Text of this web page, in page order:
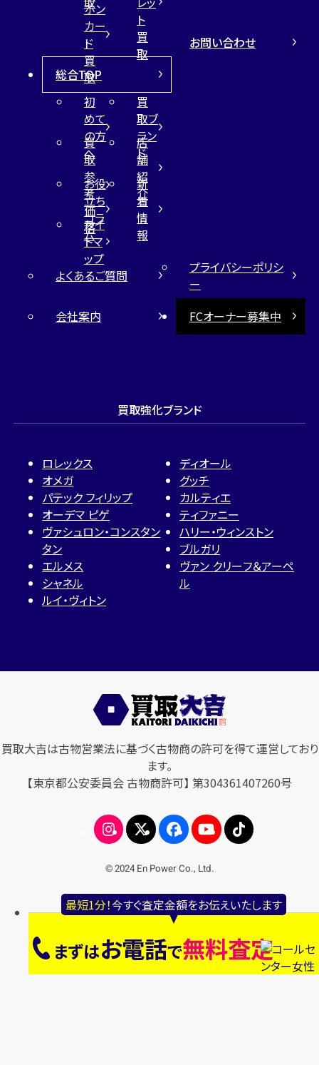
最短1分！今すぐ査定金額をお伝えいたします
まずはお電話で無料査定
ト
買
取
ホン
カー
ド
買
取
総合TOP
初
めて
の方
へ
買
取ブ
ラン
ド
買
取
参
考
価
格
店
舗
紹
介
お役
立ち
コラ
ム
新
着
情
報
サイ
トマ
ップ
お問い合わせ
よくあるご質問
プライバシーポリシ
ー
会社案内
FCオーナー募集中
買取強化ブランド
ロレックス
オメガ
パテック フィリップ
オーデマ ピゲ
ヴァシュロン・コンスタン
タン
エルメス
シャネル
ルイ・ヴィトン
ディオール
グッチ
カルティエ
ティファニー
ハリー・ウィンストン
ブルガリ
ヴァン クリーフ＆アーペ
ル
買取大吉は古物営業法に基づく古物商の許可を得て運営しており
ます。
【東京都公安委員会 古物商許可】 第304361407260号
© 2024 En Power Co., Ltd.